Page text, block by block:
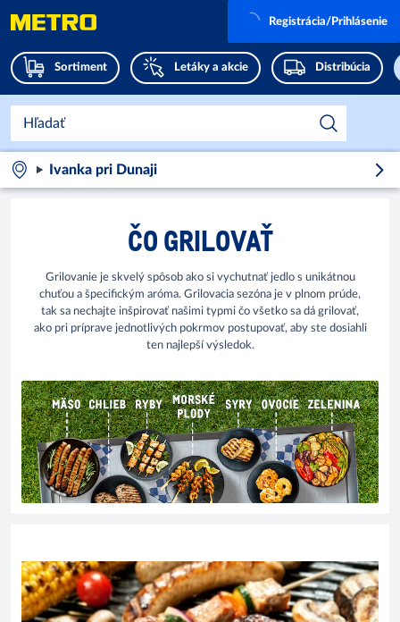
Sortiment Letáky a akcie Distribúcia
Registrácia/Prihlásenie
Ivanka pri Dunaji
ČO GRILOVAŤ
Grilovanie je skvelý spôsob ako si vychutnať jedlo s unikátnou
chuťou a špecifickým aróma. Grilovacia sezóna je v plnom prúde,
tak sa nechajte inšpirovať našimi typmi čo všetko sa dá grilovať,
ako pri príprave jednotlivých pokrmov postupovať, aby ste dosiahli
ten najlepší výsledok.